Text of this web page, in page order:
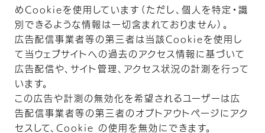
めCookieを使用しています（ただし、個人を特定・識
別できるような情報は一切含まれておりません）。
広告配信事業者等の第三者は当該Cookieを使用し
て当ウェブサイトへの過去のアクセス情報に基づいて
広告配信や、サイト管理、アクセス状況の計測を行って
います。
この広告や計測の無効化を希望されるユーザーは広
告配信事業者等の第三者のオプトアウトページにアク
セスして、Cookie の使用を無効にできます。